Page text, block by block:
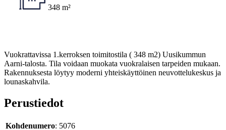
348 m²
Vuokrattavissa 1.kerroksen toimitostila ( 348 m2) Uusikummun
Aarni-talosta. Tila voidaan muokata vuokralaisen tarpeiden mukaan.
Rakennuksesta löytyy moderni yhteiskäyttöinen neuvottelukeskus ja
lounaskahvila.
Perustiedot
Kohdenumero: 5076